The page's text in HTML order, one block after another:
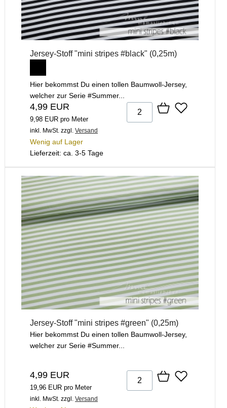
Jersey-Stoff "mini stripes #black" (0,25m)
Hier bekommst Du einen tollen Baumwoll-Jersey,
welcher zur Serie #Summer...
4,99 EUR
9,98 EUR pro Meter
inkl. MwSt. zzgl. Versand
Wenig auf Lager
Lieferzeit: ca. 3-5 Tage
Jersey-Stoff "mini stripes #green" (0,25m)
Hier bekommst Du einen tollen Baumwoll-Jersey,
welcher zur Serie #Summer...
4,99 EUR
19,96 EUR pro Meter
inkl. MwSt. zzgl. Versand